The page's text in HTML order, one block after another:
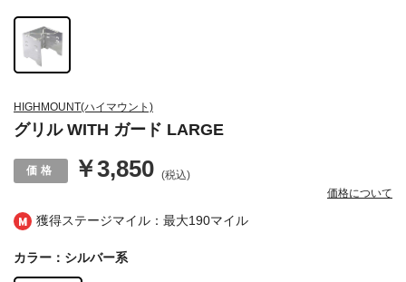
獲得ステージマイル：最大190マイル
HIGHMOUNT(ハイマウント)
グリル WITH ガード LARGE
￥3,850 (税込)
価格について
カラー：シルバー系